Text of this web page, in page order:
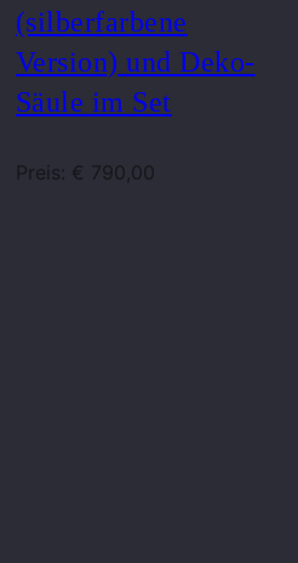
(silberfarbene
Version) und Deko-
Säule im Set
Preis: € 790,00